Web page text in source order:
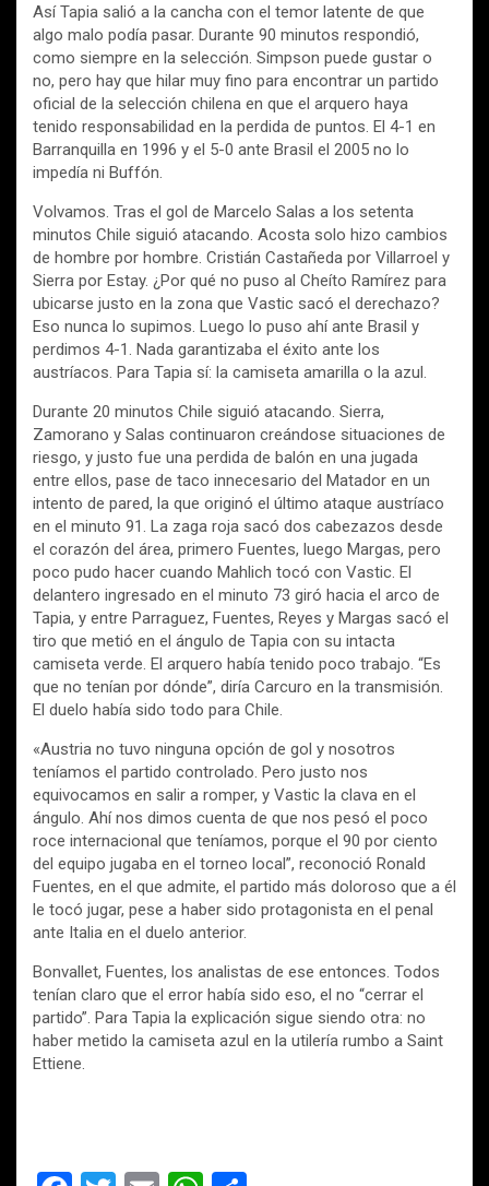
Así Tapia salió a la cancha con el temor latente de que
algo malo podía pasar. Durante 90 minutos respondió,
como siempre en la selección. Simpson puede gustar o
no, pero hay que hilar muy fino para encontrar un partido
oficial de la selección chilena en que el arquero haya
tenido responsabilidad en la perdida de puntos. El 4-1 en
Barranquilla en 1996 y el 5-0 ante Brasil el 2005 no lo
impedía ni Buffón.
Volvamos. Tras el gol de Marcelo Salas a los setenta
minutos Chile siguió atacando. Acosta solo hizo cambios
de hombre por hombre. Cristián Castañeda por Villarroel y
Sierra por Estay. ¿Por qué no puso al Cheíto Ramírez para
ubicarse justo en la zona que Vastic sacó el derechazo?
Eso nunca lo supimos. Luego lo puso ahí ante Brasil y
perdimos 4-1. Nada garantizaba el éxito ante los
austríacos. Para Tapia sí: la camiseta amarilla o la azul.
Durante 20 minutos Chile siguió atacando. Sierra,
Zamorano y Salas continuaron creándose situaciones de
riesgo, y justo fue una perdida de balón en una jugada
entre ellos, pase de taco innecesario del Matador en un
intento de pared, la que originó el último ataque austríaco
en el minuto 91. La zaga roja sacó dos cabezazos desde
el corazón del área, primero Fuentes, luego Margas, pero
poco pudo hacer cuando Mahlich tocó con Vastic. El
delantero ingresado en el minuto 73 giró hacia el arco de
Tapia, y entre Parraguez, Fuentes, Reyes y Margas sacó el
tiro que metió en el ángulo de Tapia con su intacta
camiseta verde. El arquero había tenido poco trabajo. “Es
que no tenían por dónde”, diría Carcuro en la transmisión.
El duelo había sido todo para Chile.
«Austria no tuvo ninguna opción de gol y nosotros
teníamos el partido controlado. Pero justo nos
equivocamos en salir a romper, y Vastic la clava en el
ángulo. Ahí nos dimos cuenta de que nos pesó el poco
roce internacional que teníamos, porque el 90 por ciento
del equipo jugaba en el torneo local”, reconoció Ronald
Fuentes, en el que admite, el partido más doloroso que a él
le tocó jugar, pese a haber sido protagonista en el penal
ante Italia en el duelo anterior.
Bonvallet, Fuentes, los analistas de ese entonces. Todos
tenían claro que el error había sido eso, el no “cerrar el
partido”. Para Tapia la explicación sigue siendo otra: no
haber metido la camiseta azul en la utilería rumbo a Saint
Ettiene.